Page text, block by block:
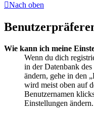
Nach oben
Wie kann ich meine
Wenn du dich
in der Datenbank
ändern, gehe in den
wird meist oben auf
Benutzernamen
Einstellungen ändern.